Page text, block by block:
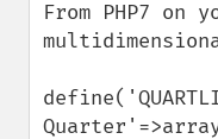
From PHP7 on